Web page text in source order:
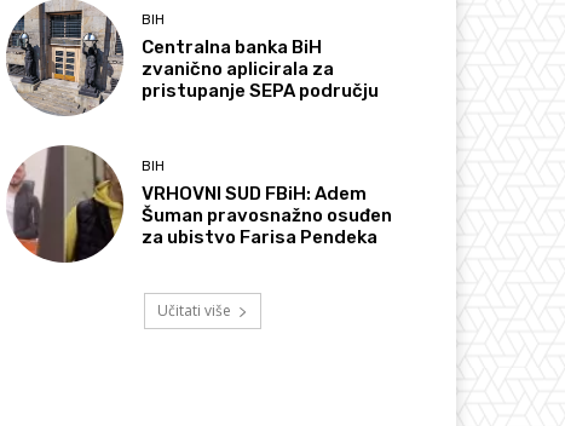
BIH
Centralna banka BiH
zvanično aplicirala za
pristupanje SEPA području
BIH
VRHOVNI SUD FBiH: Adem
Šuman pravosnažno osuđen
za ubistvo Farisa Pendeka
Učitati više